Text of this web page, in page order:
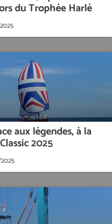
du Trophée Harlé
aux légendes, à la
2025